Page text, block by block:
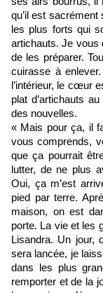
qu’il est sacrément
les plus forts qui
artichauts. Je vous
de les préparer.
cuirasse à
l’intérieur, le cœur
plat d’artichauts
des nouvelles.
« Mais pour ça, il
vous comprends,
que ça pourrait
lutter, de ne plus
Oui, ça m’est
pied par terre.
maison, on est
porte. La vie et les
Lisandra. Un jour,
sera lancée, je
dans les plus
remporter et de la